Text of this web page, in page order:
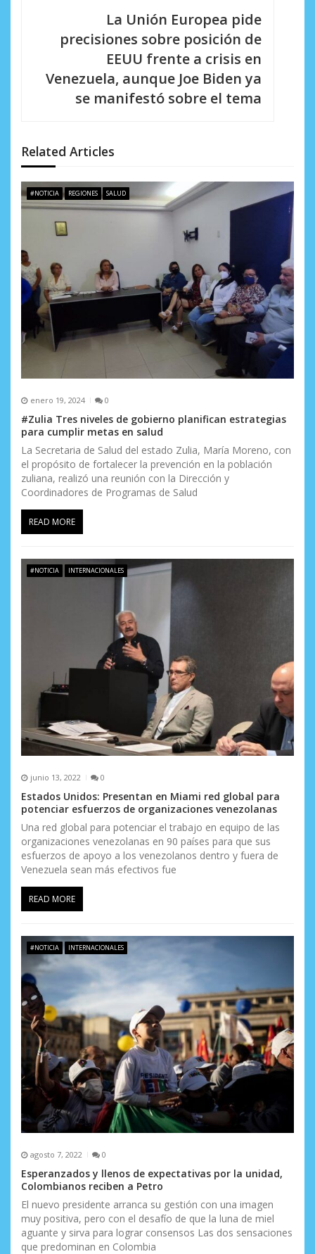
e
n
t
a
d
s
La Unión Europea pide
precisiones sobre posición de
EEUU frente a crisis en
Venezuela, aunque Joe Biden ya
se manifestó sobre el tema
Related Articles
#NOTICIA REGIONES SALUD
enero 19, 2024 0
#Zulia Tres niveles de gobierno planifican estrategias
para cumplir metas en salud
La Secretaria de Salud del estado Zulia, María Moreno, con
el propósito de fortalecer la prevención en la población
zuliana, realizó una reunión con la Dirección y
Coordinadores de Programas de Salud
READ MORE
#NOTICIA INTERNACIONALES
junio 13, 2022 0
Estados Unidos: Presentan en Miami red global para
potenciar esfuerzos de organizaciones venezolanas
Una red global para potenciar el trabajo en equipo de las
organizaciones venezolanas en 90 países para que sus
esfuerzos de apoyo a los venezolanos dentro y fuera de
Venezuela sean más efectivos fue
READ MORE
#NOTICIA INTERNACIONALES
agosto 7, 2022 0
Esperanzados y llenos de expectativas por la unidad,
Colombianos reciben a Petro
El nuevo presidente arranca su gestión con una imagen
muy positiva, pero con el desafío de que la luna de miel
aguante y sirva para lograr consensos Las dos sensaciones
que predominan en Colombia